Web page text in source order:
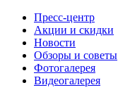
Пресс-центр
Акции и скидки
Новости
Обзоры и советы
Фотогалерея
Видеогалерея